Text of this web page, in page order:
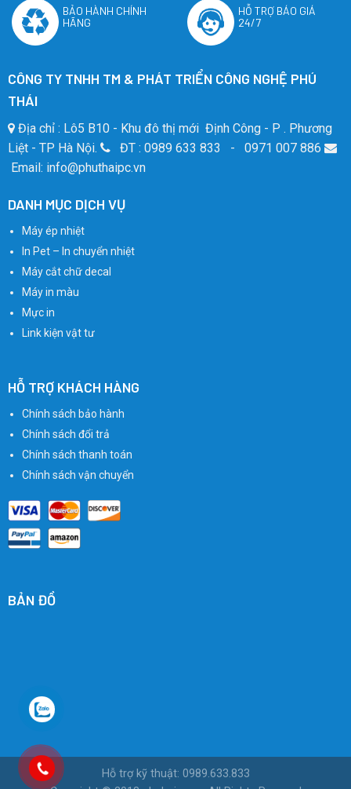
BẢO HÀNH CHÍNH
HÃNG
HỖ TRỢ BÁO GIÁ
24/7
CÔNG TY TNHH TM & PHÁT TRIỂN CÔNG NGHỆ PHÚ
THÁI
Địa chỉ : Lô5 B10 - Khu đô thị mới Định Công - P . Phương
Liệt - TP Hà Nội.
ĐT : 0989 633 833 - 0971 007 886
Email: info@phuthaipc.vn
DANH MỤC DỊCH VỤ
Máy ép nhiệt
In Pet – In chuyển nhiệt
Máy cắt chữ decal
Máy in màu
Mực in
Link kiện vật tư
HỖ TRỢ KHÁCH HÀNG
Chính sách bảo hành
Chính sách đổi trả
Chính sách thanh toán
Chính sách vận chuyển
BẢN ĐỒ
Hỗ trợ kỹ thuật: 0989.633.833